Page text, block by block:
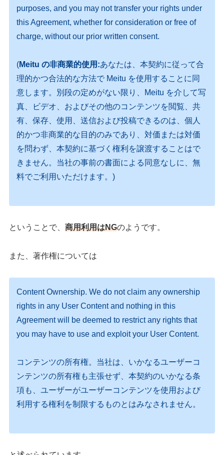
purposes, and you may not transfer your rights under
this Agreement, whether for consideration or free of
charge, without our prior written consent.
(Meitu の非商業的使用:あなたは、本契約に従って合
理的かつ合法的な方法で Meitu を使用することに同
意します。別段の定めがない限り、Meitu を介して写
真、ビデオ、およびその他のコンテンツを閲覧、共
有、保存、使用、送信および投稿できるのは、個人
的かつ非商業的な目的のみであり、対価または対価
を問わず、本契約に基づく権利を譲渡することはで
きません。当社の事前の書面による同意なしに、無
料でご利用いただけます。)
ということで、商用利用はNGのようです。
また、著作権については
Content Ownership. We do not claim any ownership
rights in any User Content and nothing in this
Agreement will be deemed to restrict any rights that
you may have to use and exploit your User Content.
コンテンツの所有権。当社は、いかなるユーザーコ
ンテンツの所有権も主張せず、本契約のいかなる条
項も、ユーザーがユーザーコンテンツを使用および
利用する権利を制限するものとはみなされません。